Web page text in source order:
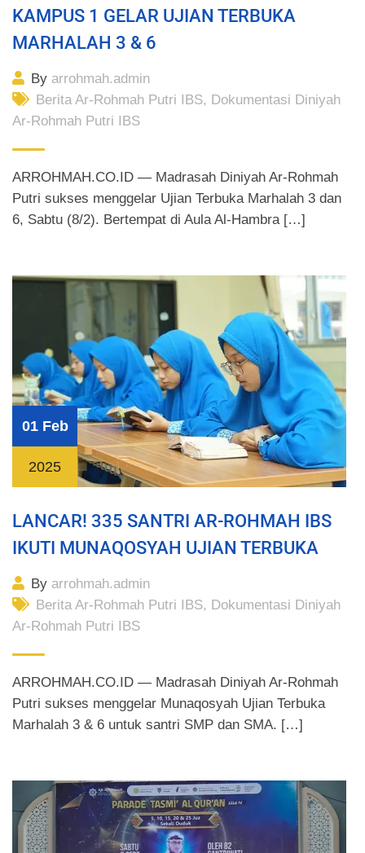
KAMPUS 1 GELAR UJIAN TERBUKA
MARHALAH 3 & 6
By arrohmah.admin
Berita Ar-Rohmah Putri IBS, Dokumentasi Diniyah
Ar-Rohmah Putri IBS
ARROHMAH.CO.ID — Madrasah Diniyah Ar-Rohmah
Putri sukses menggelar Ujian Terbuka Marhalah 3 dan
6, Sabtu (8/2). Bertempat di Aula Al-Hambra […]
01 Feb
2025
LANCAR! 335 SANTRI AR-ROHMAH IBS
IKUTI MUNAQOSYAH UJIAN TERBUKA
By arrohmah.admin
Berita Ar-Rohmah Putri IBS, Dokumentasi Diniyah
Ar-Rohmah Putri IBS
ARROHMAH.CO.ID — Madrasah Diniyah Ar-Rohmah
Putri sukses menggelar Munaqosyah Ujian Terbuka
Marhalah 3 & 6 untuk santri SMP dan SMA. […]